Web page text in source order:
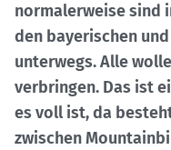
normalerweise sind
den bayerischen
unterwegs. Alle
verbringen. Das ist
es voll ist, da
zwischen